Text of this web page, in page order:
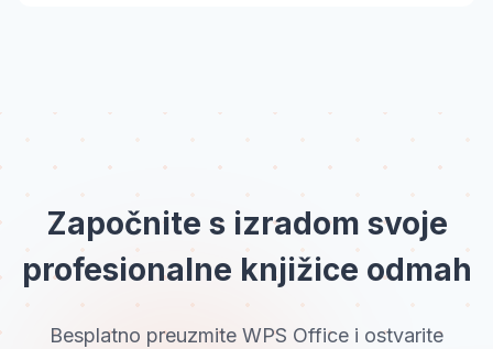
Započnite s izradom svoje
profesionalne knjižice odmah
Besplatno preuzmite WPS Office i ostvarite